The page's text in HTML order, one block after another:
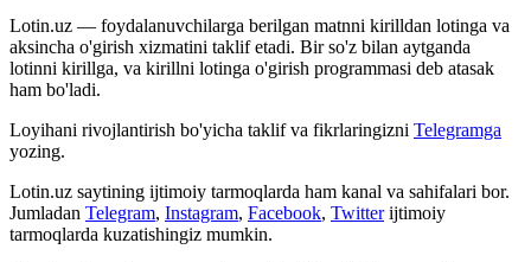
Lotin.uz — foydalanuvchilarga berilgan matnni kirilldan lotinga va
aksincha o'girish xizmatini taklif etadi. Bir so'z bilan aytganda
lotinni kirillga, va kirillni lotinga o'girish programmasi deb atasak
ham bo'ladi.
Loyihani rivojlantirish bo'yicha taklif va fikrlaringizni Telegramga
yozing.
Lotin.uz saytining ijtimoiy tarmoqlarda ham kanal va sahifalari bor.
Jumladan Telegram, Instagram, Facebook, Twitter ijtimoiy
tarmoqlarda kuzatishingiz mumkin.